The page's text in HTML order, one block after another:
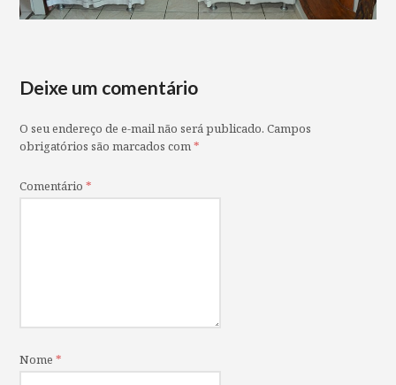
Deixe um comentário
O seu endereço de e-mail não será publicado. Campos
obrigatórios são marcados com*
Comentário*
Nome*